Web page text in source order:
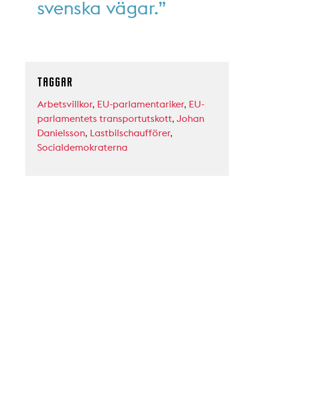
svenska vägar.”
TAGGAR
Arbetsvillkor, EU-parlamentariker, EU-
parlamentets transportutskott, Johan
Danielsson, Lastbilschaufförer,
Socialdemokraterna